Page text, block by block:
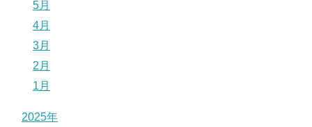
5月
4月
3月
2月
1月
2025年